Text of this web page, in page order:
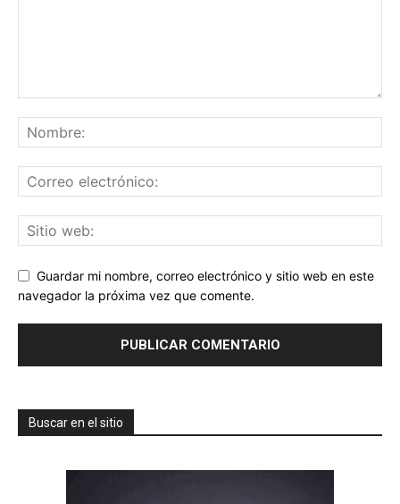
Guardar mi nombre, correo electrónico y sitio web en este
navegador la próxima vez que comente.
Buscar en el sitio